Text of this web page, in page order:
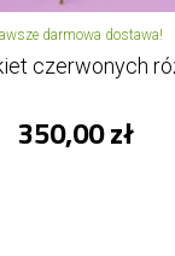
darmowa dostawa!
czerwonych
350,00 zł